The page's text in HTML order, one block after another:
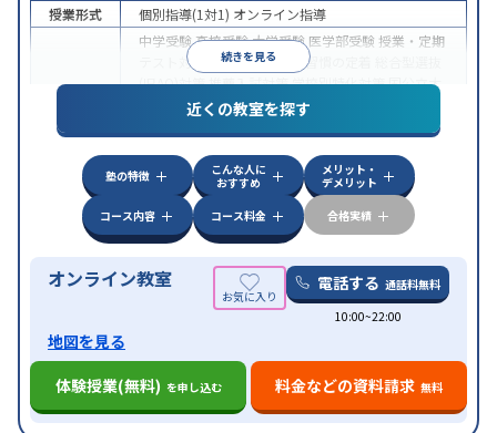
続きを見る
授業形式
個別指導(1対1) オンライン指導
中学受験高校受験大学受験 医学部受験 授業・定期
テスト対策
内申点対策 学習習慣の定着
(旧AO)対策推薦入試対策学校別特化対策国公立大
私大対策共通テスト対策
英語・英会話特化
特徴
中高一貫校生に対応授業の振替可能 不登校生に対
オンライン対応 1科目から受講可能季節講習の
みの受講可
自習室あり
近くの教室を探す
塾の特徴
こんな人に
おすすめ
メリット・
デメリット
コース内容
コース料金 合格実績
オンライン教室 電話する 通話料無料
10:00~22:00
地図を見る
体験授業(無料) を申し込む 料金などの資料請求 無料